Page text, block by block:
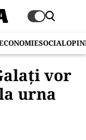
SOCIAL
vor
urna